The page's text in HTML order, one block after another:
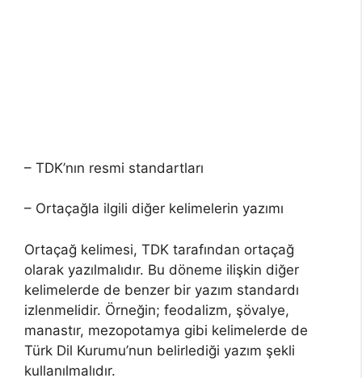
– TDK’nın resmi standartları
– Ortaçağla ilgili diğer kelimelerin yazımı
Ortaçağ kelimesi, TDK tarafından ortaçağ
olarak yazılmalıdır. Bu döneme ilişkin diğer
kelimelerde de benzer bir yazım standardı
izlenmelidir. Örneğin; feodalizm, şövalye,
manastır, mezopotamya gibi kelimelerde de
Türk Dil Kurumu’nun belirlediği yazım şekli
kullanılmalıdır.